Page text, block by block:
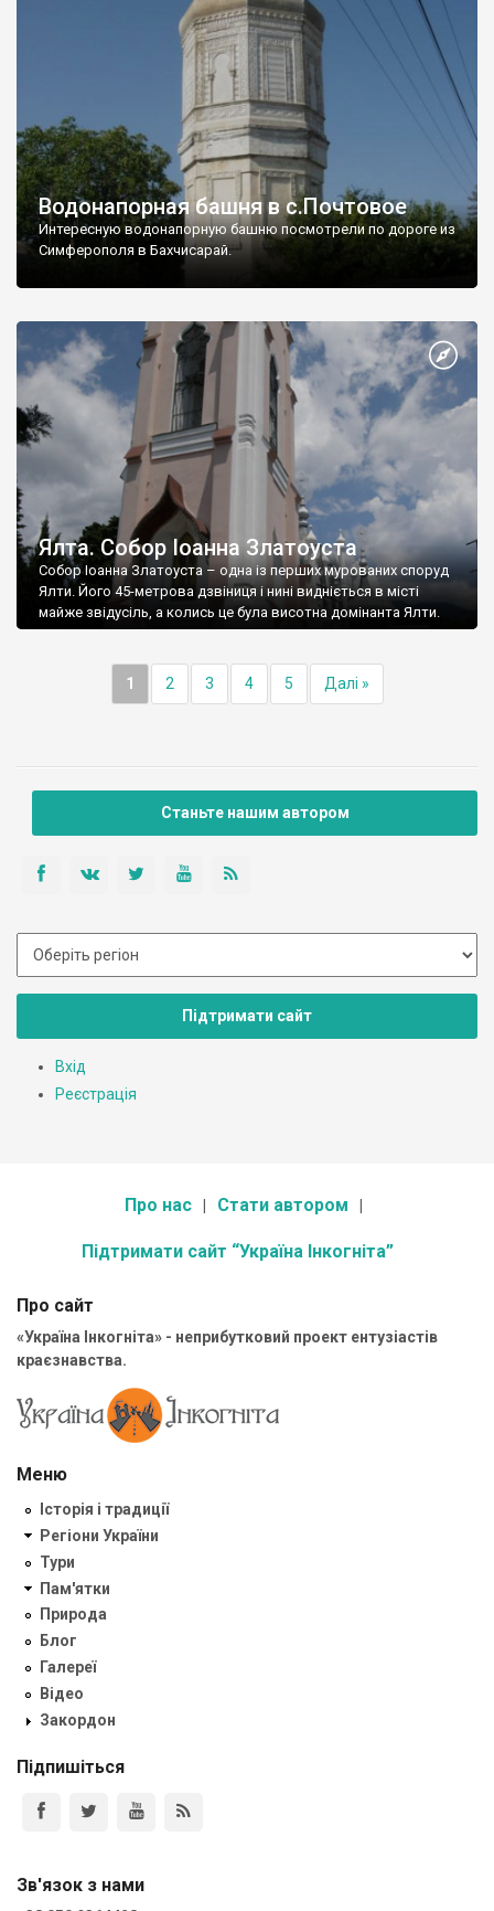
Водонапорная башня в с.Почтовое
Интересную водонапорную башню посмотрели по дороге из
Симферополя в Бахчисарай.
Ялта. Собор Іоанна Златоуста
Собор Іоанна Златоуста – одна із перших мурованих споруд
Ялти. Його 45-метрова дзвіниця і нині видніється в місті
майже звідусіль, а колись це була висотна домінанта Ялти.
1 2 3 4 5 Далі »
Станьте нашим автором
Підтримати сайт
Вхід
Реєстрація
Про нас Стати автором
Підтримати сайт “Україна Інкогніта”
Про сайт
«Україна Інкогніта» - неприбутковий проект ентузіастів
краєзнавства.
Меню
Історія і традиції
Регіони України
Тури
Пам'ятки
Природа
Блог
Галереї
Відео
Закордон
Підпишіться
Зв'язок з нами